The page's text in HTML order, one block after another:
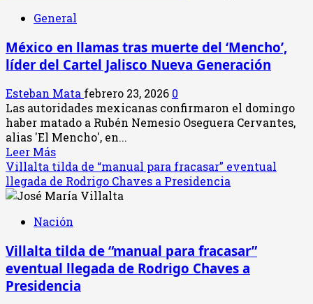
CCSS:
bucle
de
“parálisis
por
desconfianza”
y
los
usuarios
de
EBAIS
rehenes
los
sindicatos
General
México en llamas tras muerte del ‘Mencho’,
líder del Cartel Jalisco Nueva Generación
Esteban Mata febrero 23, 2026 0
Las autoridades mexicanas confirmaron el domingo
haber matado a Rubén Nemesio Oseguera Cervantes,
alias 'El Mencho', en...
Leer MásLeer
más
acerca
de
en
tras
muerte
del
Villalta tilda de “manual para fracasar” eventual
llegada de Rodrigo Chaves a Presidencia
Nación
Villalta tilda de “manual para fracasar”
eventual llegada de Rodrigo Chaves a
Presidencia